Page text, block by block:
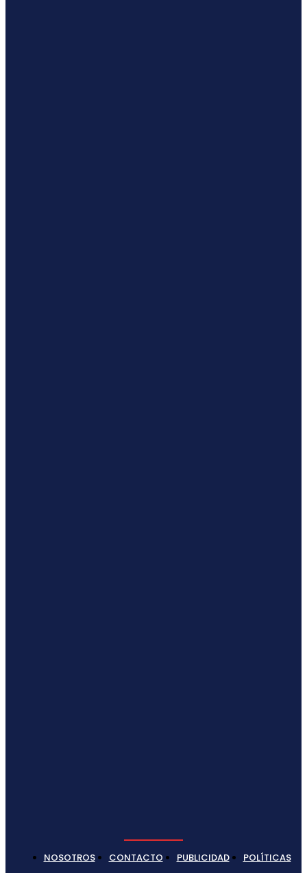
NOSOTROS CONTACTO PUBLICIDAD POLÍTICAS